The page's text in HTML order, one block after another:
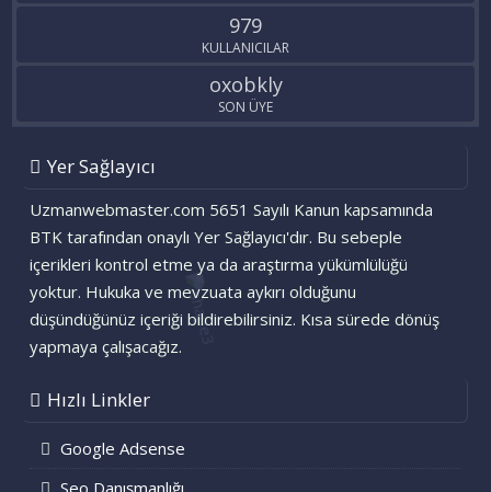
979
KULLANICILAR
oxobkly
SON ÜYE
Yer Sağlayıcı
Uzmanwebmaster.com 5651 Sayılı Kanun kapsamında
BTK tarafından onaylı Yer Sağlayıcı'dır. Bu sebeple
içerikleri kontrol etme ya da araştırma yükümlülüğü
yoktur. Hukuka ve mevzuata aykırı olduğunu
düşündüğünüz içeriği bildirebilirsiniz. Kısa sürede dönüş
yapmaya çalışacağız.
Hızlı Linkler
Google Adsense